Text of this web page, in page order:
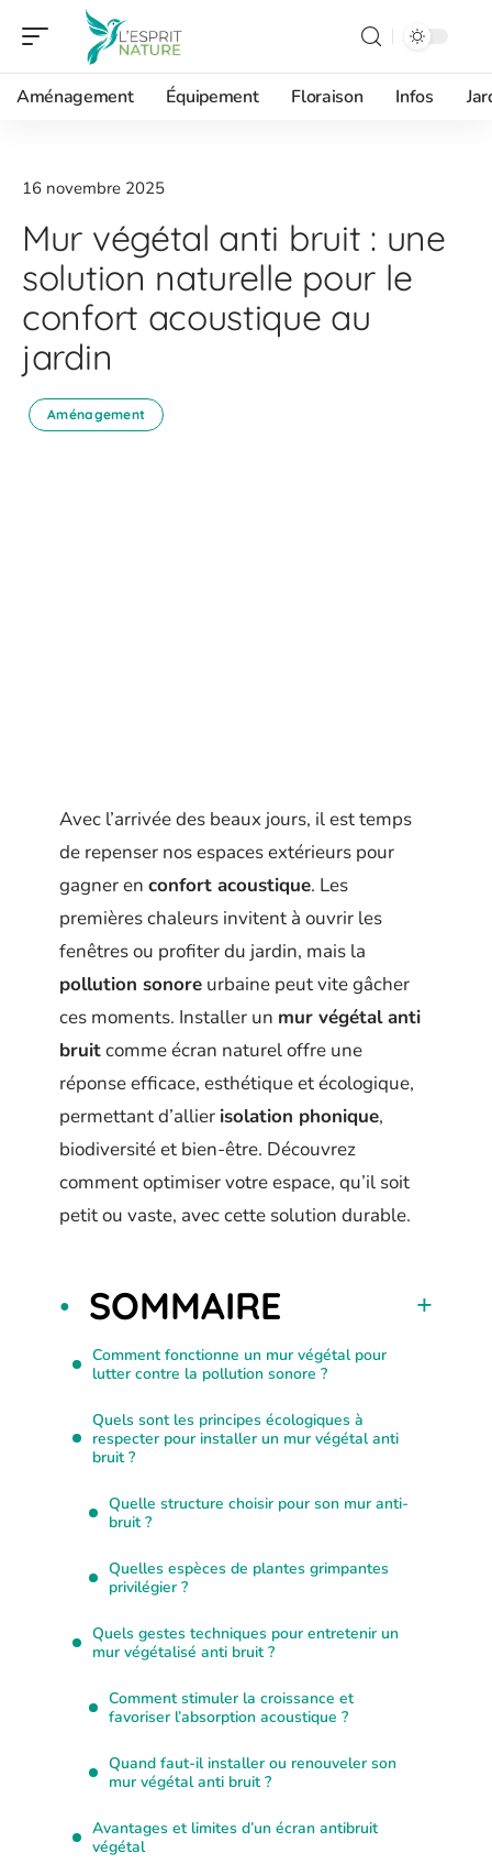
Aménagement Équipement Floraison Infos
16 novembre 2025
Mur végétal anti bruit : une
solution naturelle pour le
confort acoustique au
jardin
Aménagement
Avec l’arrivée des beaux jours, il est temps
de repenser nos espaces extérieurs pour
gagner en confort acoustique. Les
premières chaleurs invitent à ouvrir les
fenêtres ou profiter du jardin, mais la
pollution sonore urbaine peut vite gâcher
ces moments. Installer un mur végétal anti
bruitcomme écran naturel offre une
réponse efficace, esthétique et écologique,
permettant d’allier isolation phonique,
biodiversité et bien-être. Découvrez
comment optimiser votre espace, qu’il soit
petit ou vaste, avec cette solution durable.
SOMMAIRE
Comment fonctionne un mur végétal pour
lutter contre la pollution sonore ?
Quels sont les principes écologiques à
respecter pour installer un mur végétal anti
bruit ?
Quelle structure choisir pour son mur anti-
bruit ?
Quelles espèces de plantes grimpantes
privilégier ?
Quels gestes techniques pour entretenir un
mur végétalisé anti bruit ?
Comment stimuler la croissance et
favoriser l’absorption acoustique ?
Quand faut-il installer ou renouveler son
mur végétal anti bruit ?
Avantages et limites d’un écran antibruit
végétal